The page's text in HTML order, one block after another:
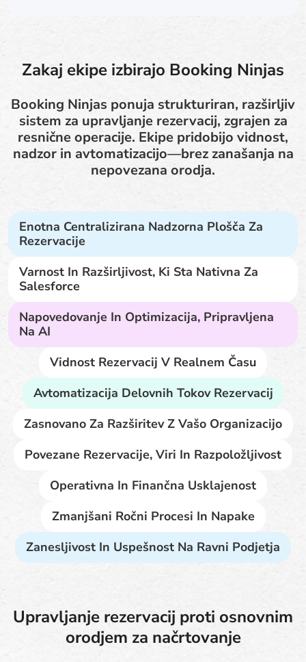
Zakaj ekipe izbirajo Booking Ninjas
Booking Ninjas ponuja strukturiran, razširljiv
sistem za upravljanje rezervacij, zgrajen za
resnične operacije. Ekipe pridobijo vidnost,
nadzor in avtomatizacijo—brez zanašanja na
nepovezana orodja.
Enotna Centralizirana Nadzorna Plošča Za
Rezervacije
Varnost In Razširljivost, Ki Sta Nativna Za
Salesforce
Napovedovanje In Optimizacija, Pripravljena
Na AI
Vidnost Rezervacij V Realnem Času
Avtomatizacija Delovnih Tokov Rezervacij
Zasnovano Za Razširitev Z Vašo Organizacijo
Povezane Rezervacije, Viri In Razpoložljivost
Operativna In Finančna Usklajenost
Zmanjšani Ročni Procesi In Napake
Zanesljivost In Uspešnost Na Ravni Podjetja
Upravljanje rezervacij proti osnovnim
orodjem za načrtovanje